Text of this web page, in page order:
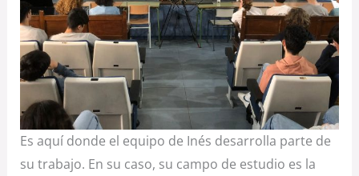
Es aquí donde el equipo de Inés desarrolla parte de
su trabajo. En su caso, su campo de estudio es la